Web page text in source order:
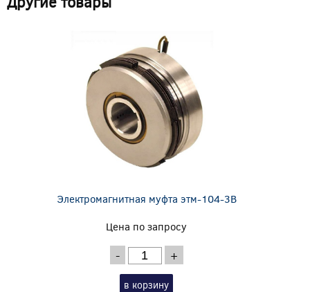
Электромагнитная муфта этм-104-3В
Цена по запросу
- +
в корзину